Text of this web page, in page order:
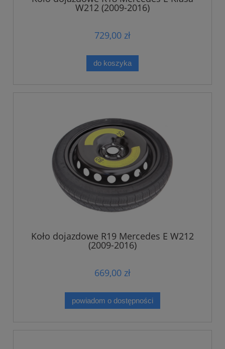
W212 (2009-2016)
729,00 zł
do koszyka
Koło dojazdowe R19 Mercedes E W212
(2009-2016)
669,00 zł
powiadom o dostępności